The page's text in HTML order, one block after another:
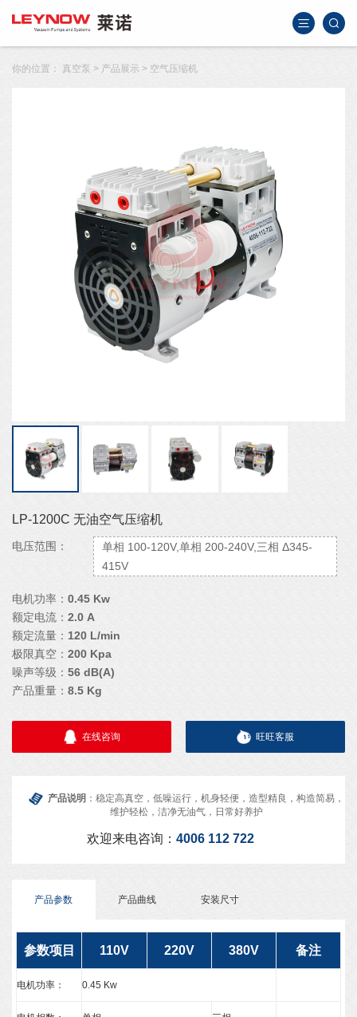
你的位置： 真空泵 > 产品展示 > 空气压缩机
LP-1200C 无油空气压缩机
电压范围：
单相 100-120V,单相 200-240V,三相 Δ345-
415V
电机功率： 0.45 Kw
额定电流： 2.0 A
额定流量： 120 L/min
极限真空： 200 Kpa
噪声等级： 56 dB(A)
产品重量： 8.5 Kg
在线咨询 旺旺客服
产品说明 ：稳定高真空，低噪运行，机身轻便，造型精良，构造简易，
维护轻松，洁净无油气，日常好养护
欢迎来电咨询： 4006 112 722
产品参数 产品曲线 安装尺寸
参数项目 110V 220V 380V 备注
电机功率： 0.45 Kw